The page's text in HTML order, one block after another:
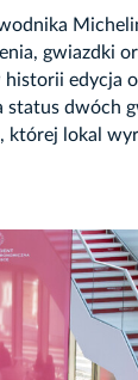
gwiazdki
edycja
dwóch
lokal